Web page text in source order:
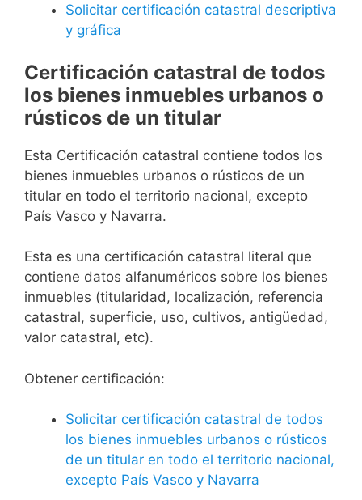
Solicitar certificación catastral descriptiva
y gráfica
Certificación catastral de todos
los bienes inmuebles urbanos o
rústicos de un titular
Esta Certificación catastral contiene todos los
bienes inmuebles urbanos o rústicos de un
titular en todo el territorio nacional, excepto
País Vasco y Navarra.
Esta es una certificación catastral literal que
contiene datos alfanuméricos sobre los bienes
inmuebles (titularidad, localización, referencia
catastral, superficie, uso, cultivos, antigüedad,
valor catastral, etc).
Obtener certificación:
Solicitar certificación catastral de todos
los bienes inmuebles urbanos o rústicos
de un titular en todo el territorio nacional,
excepto País Vasco y Navarra